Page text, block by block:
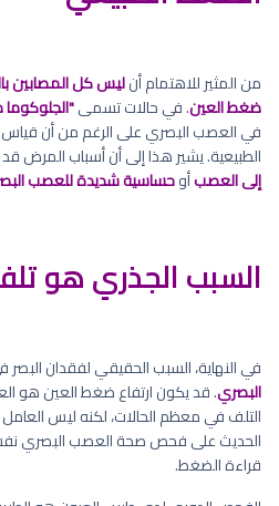
من المثير للاهتمام أنليس كل المصابين
ضغط العين. في حالات تسمى
في العصب البصري على الرغم من أن
الطبيعية. يشير هذا إلى أن أسباب المرض
إلى العصبأوحساسية شديدة للعصب
السبب الجذري هو
في النهاية، السبب الحقيقي لفقدان
البصري. قد يكون ارتفاع ضغط العين هو
التلف في معظم الحالات، لكنه ليس العامل
الحديث على فحص صحة العصب البصري
قراءة الضغط.